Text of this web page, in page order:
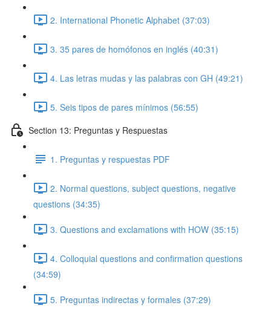
2. International Phonetic Alphabet (37:03)
3. 35 pares de homófonos en inglés (40:31)
4. Las letras mudas y las palabras con GH (49:21)
5. Seis tipos de pares mínimos (56:55)
Section 13: Preguntas y Respuestas
1. Preguntas y respuestas PDF
2. Normal questions, subject questions, negative
questions (34:35)
3. Questions and exclamations with HOW (35:15)
4. Colloquial questions and confirmation questions
(34:59)
5. Preguntas indirectas y formales (37:29)